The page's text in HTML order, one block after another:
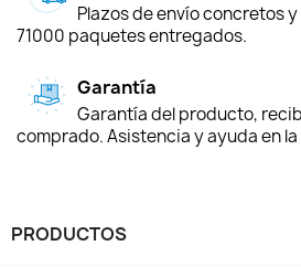
Plazos de envío concretos
71000 paquetes entregados.
Garantía
Garantía del producto,
comprado. Asistencia y ayuda en
PRODUCTOS